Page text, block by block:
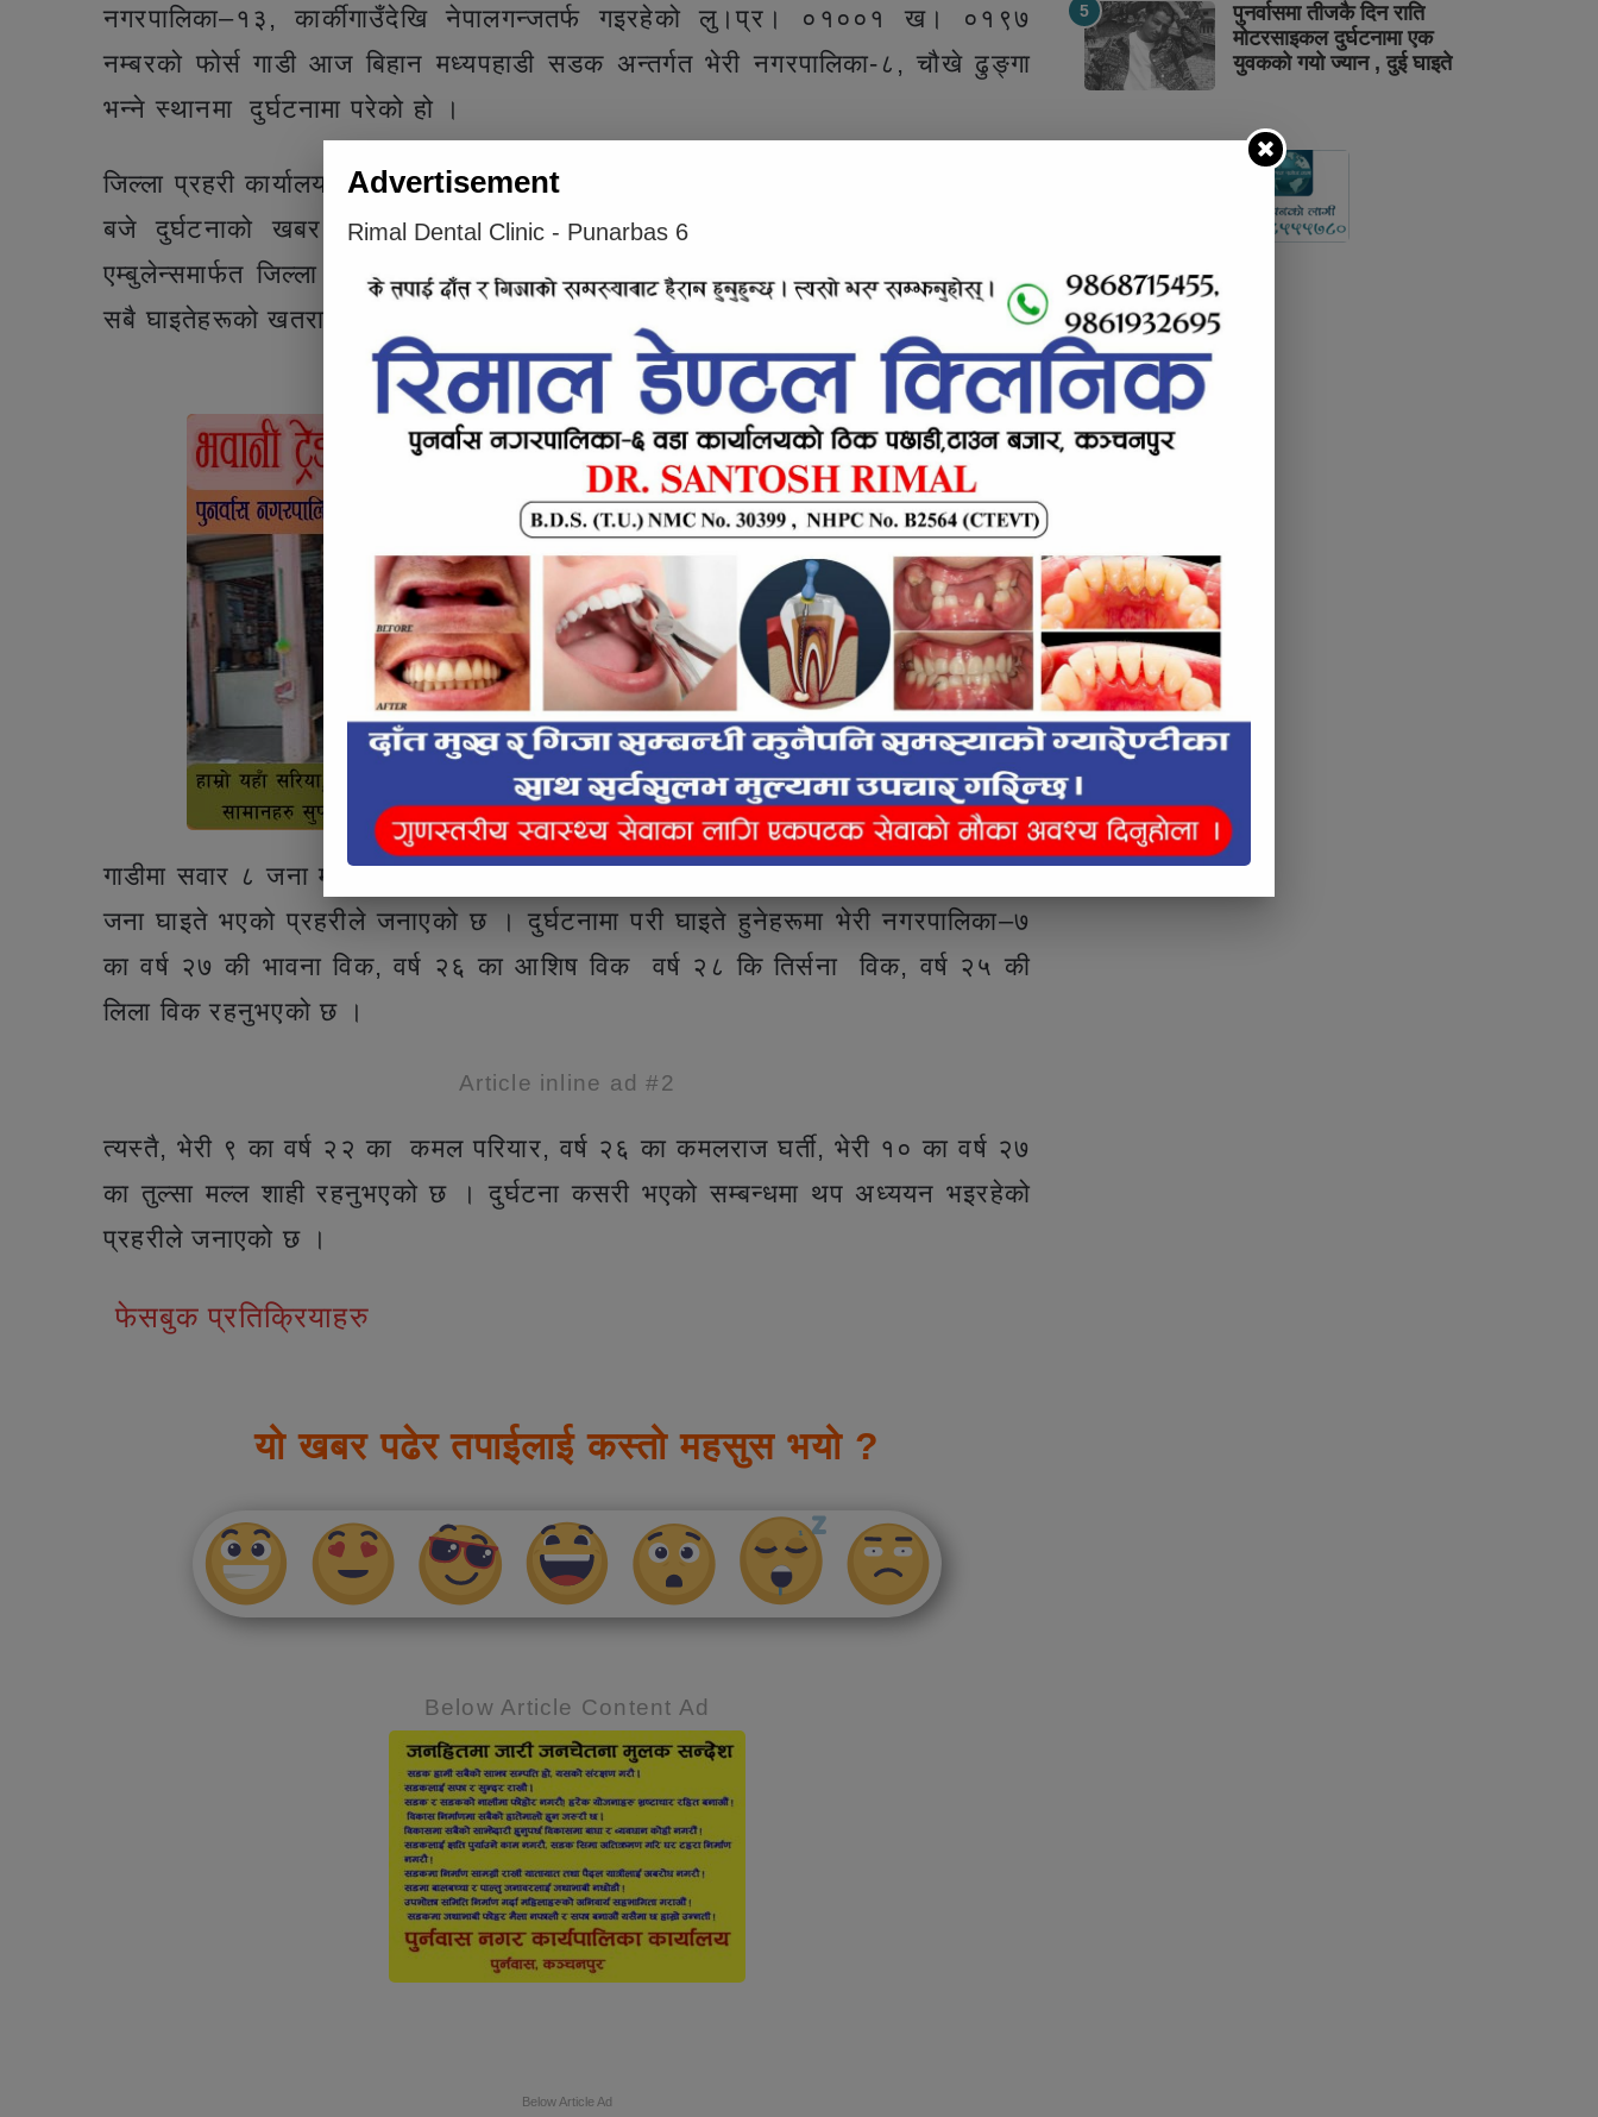
नगरपालिका–१३, कार्कीगाउँदेखि नेपालगन्जतर्फ गइरहेको लु।प्र। ०१००१ ख। ०१९७
नम्बरको फोर्स गाडी आज बिहान मध्यपहाडी सडक अन्तर्गत भेरी नगरपालिका-८, चौखे ढुङ्गा
भन्ने स्थानमा दुर्घटनामा परेको हो ।
जिल्ला प्रहरी कार्यालय जाजरकोटका सूचना अधिकारी सुधिरकुमार खड्काका अनुसार बिहान ८
बजे दुर्घटनाको खबर पाएलगत्तै प्रहरी चौकी जगतीपुरबाट घटनास्थलमा पुगेर घाइतेलाई
एम्बुलेन्समार्फत जिल्ला अस्पताल जाजरकोटमा ल्याएर उपचार भइरहेको जानकारी दिनुभयो ।
सबै घाइतेहरूको खतरामुक्त रहेको जिल्ला अस्पताल जाजरकोटले जानकारी दिएको छ ।
Article inline ad #1
गाडीमा सवार ८ जना मध्ये गाडी चालक वर्ष २६ का खिमराज केसी सकुसल रहेको र अन्य सातै
जना घाइते भएको प्रहरीले जनाएको छ । दुर्घटनामा परी घाइते हुनेहरूमा भेरी नगरपालिका–७
का वर्ष २७ की भावना विक, वर्ष २६ का आशिष विक वर्ष २८ कि तिर्सना विक, वर्ष २५ की
लिला विक रहनुभएको छ ।
Article inline ad #2
त्यस्तै, भेरी ९ का वर्ष २२ का कमल परियार, वर्ष २६ का कमलराज घर्ती, भेरी १० का वर्ष २७
का तुल्सा मल्ल शाही रहनुभएको छ । दुर्घटना कसरी भएको सम्बन्धमा थप अध्ययन भइरहेको
प्रहरीले जनाएको छ ।
फेसबुक प्रतिक्रियाहरु
यो खबर पढेर तपाईलाई कस्तो महसुस भयो ?
Below Article Content Ad
Below Article Ad
पुनर्वासमा तीजकै दिन राति
मोटरसाइकल दुर्घटनामा एक
युवकको गयो ज्यान , दुई घाइते
Advertisement
Rimal Dental Clinic - Punarbas 6